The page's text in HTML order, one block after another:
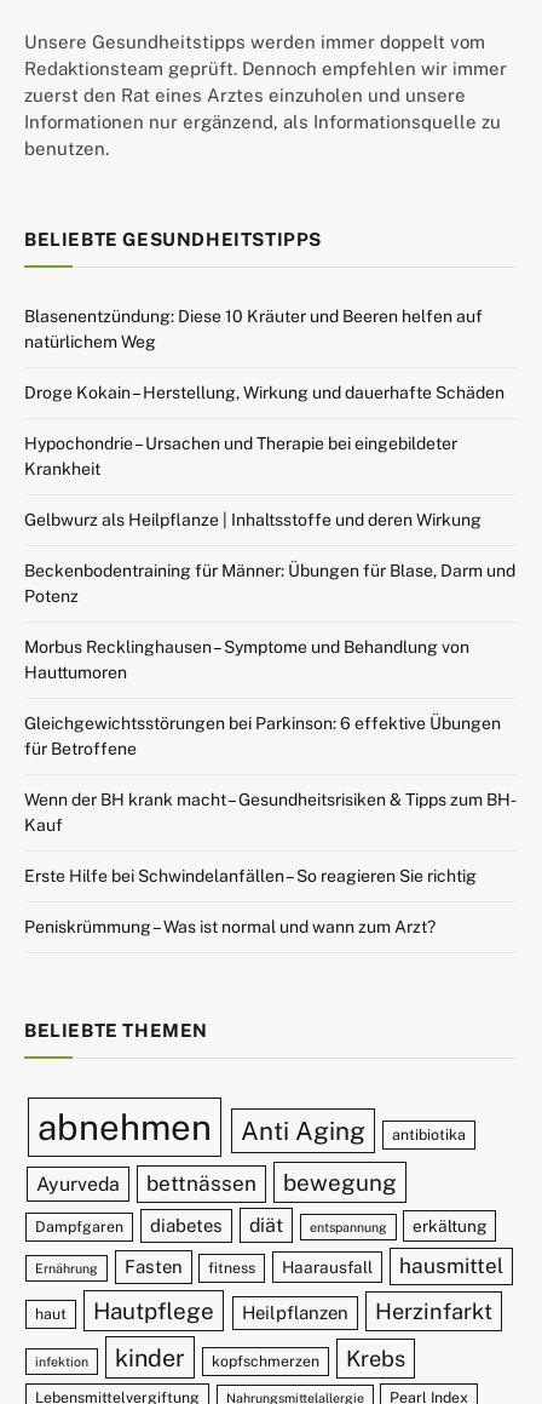
Unsere Gesundheitstipps werden immer doppelt vom
Redaktionsteam geprüft. Dennoch empfehlen wir immer
zuerst den Rat eines Arztes einzuholen und unsere
Informationen nur ergänzend, als Informationsquelle zu
benutzen.
BELIEBTE GESUNDHEITSTIPPS
Blasenentzündung: Diese 10 Kräuter und Beeren helfen auf
natürlichem Weg
Droge Kokain – Herstellung, Wirkung und dauerhafte Schäden
Hypochondrie – Ursachen und Therapie bei eingebildeter
Krankheit
Gelbwurz als Heilpflanze | Inhaltsstoffe und deren Wirkung
Beckenbodentraining für Männer: Übungen für Blase, Darm und
Potenz
Morbus Recklinghausen – Symptome und Behandlung von
Hauttumoren
Gleichgewichtsstörungen bei Parkinson: 6 effektive Übungen
für Betroffene
Wenn der BH krank macht – Gesundheitsrisiken & Tipps zum BH-
Kauf
Erste Hilfe bei Schwindelanfällen – So reagieren Sie richtig
Peniskrümmung – Was ist normal und wann zum Arzt?
BELIEBTE THEMEN
abnehmen Anti Aging antibiotika
Ayurveda bettnässen bewegung
Dampfgaren diabetes diät entspannung erkältung
Ernährung Fasten fitness Haarausfall hausmittel
haut Hautpflege Heilpflanzen Herzinfarkt
infektion kinder kopfschmerzen Krebs
Lebensmittelvergiftung Nahrungsmittelallergie Pearl Index